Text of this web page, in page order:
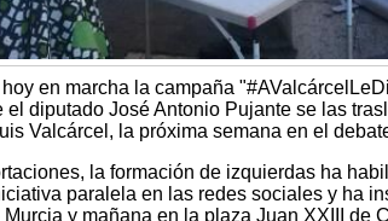
hoy en marcha la campaña
el diputado José Antonio Pujante se las
Valcárcel, la próxima semana en el
la formación de izquierdas ha
paralela en las redes sociales y ha
y mañana en la plaza Juan XXIII de